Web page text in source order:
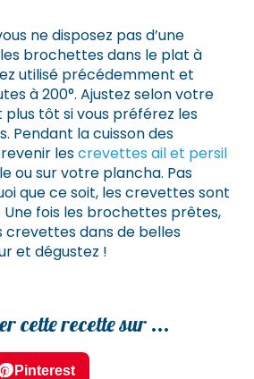
ne disposez pas d’une
brochettes dans le plat à
utilisé précédemment et
à 200°. Ajustez selon votre
tôt si vous préférez les
Pendant la cuisson des
lescrevettes ail et persil
ou sur votre plancha. Pas
que ce soit, les crevettes sont
Une fois les brochettes prêtes,
crevettes dans de belles
et dégustez !
cette recette sur ...
Pinterest